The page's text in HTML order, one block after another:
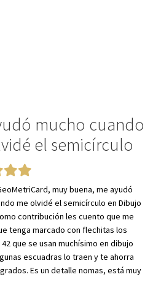
mucho cuando
el semicírculo
muy buena, me ayudó
me olvidé el semicírculo en Dibujo
contribución les cuento que me
tenga marcado con flechitas los
que se usan muchísimo en dibujo
escuadras lo traen y te ahorra
Es un detalle nomas, está muy